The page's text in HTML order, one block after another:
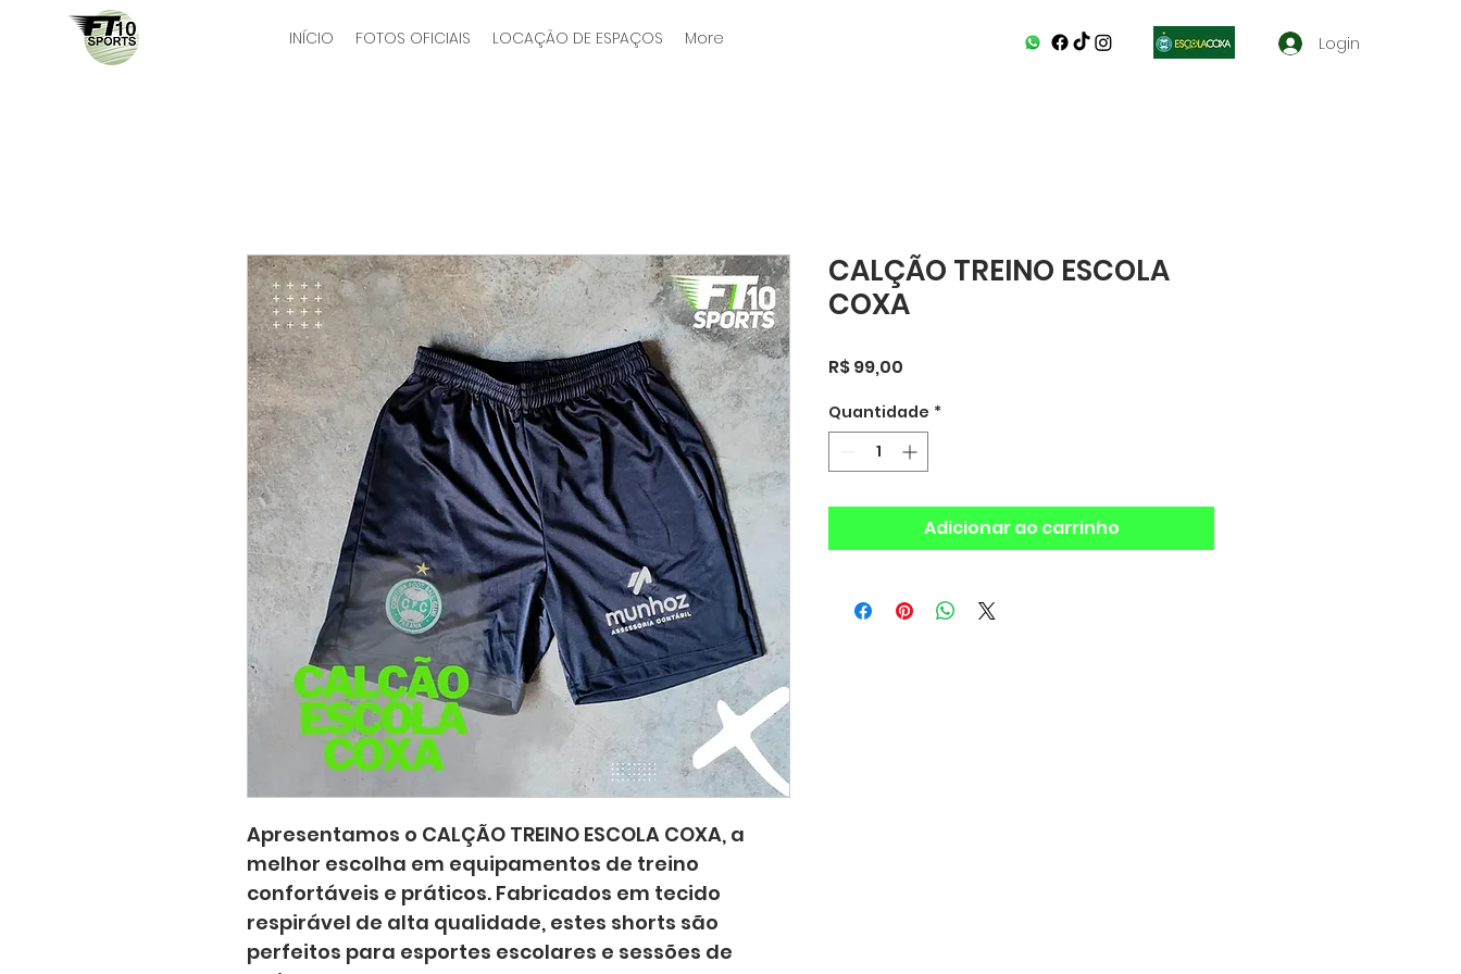
INÍCIO FOTOS OFICIAIS LOCAÇÃO DE ESPAÇOS More Login
Apresentamos o CALÇÃO TREINO ESCOLA COXA, a
melhor escolha em equipamentos de treino
confortáveis ​​e práticos. Fabricados em tecido
respirável de alta qualidade, estes shorts são
perfeitos para esportes escolares e sessões de
CALÇÃO TREINO ESCOLA
COXA
R$ 99,00
Quantidade *
Adicionar ao carrinho